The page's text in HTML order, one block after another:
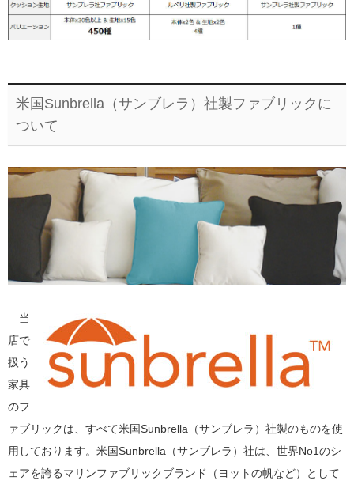
米国Sunbrella（サンブレラ）社製ファブリックに
ついて
当
店で
扱う
家具
のフ
ァブリックは、すべて米国Sunbrella（サンブレラ）社製のものを使
用しております。米国Sunbrella（サンブレラ）社は、世界No1のシ
ェアを誇るマリンファブリックブランド（ヨットの帆など）として